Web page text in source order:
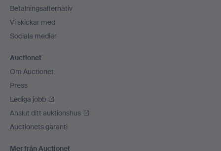
Betalningsalternativ
Vi skickar med
Sociala medier
Auctionet
Om Auctionet
Press
Lediga jobb
Anslut ditt auktionshus
Auctionets garanti
Mer från Auctionet